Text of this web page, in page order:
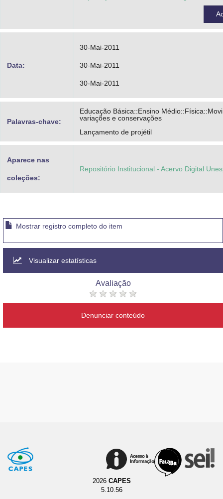
Data:
30-Mai-2011
30-Mai-2011
30-Mai-2011
Palavras-chave:
Educação Básica::Ensino
variações e conservações
Lançamento de projétil
Aparece nas
coleções:
Repositório Institucional - Acervo Digital
Mostrar registro completo do item
Visualizar estatísticas
Avaliação
Denunciar conteúdo
2026 CAPES
5.10.56